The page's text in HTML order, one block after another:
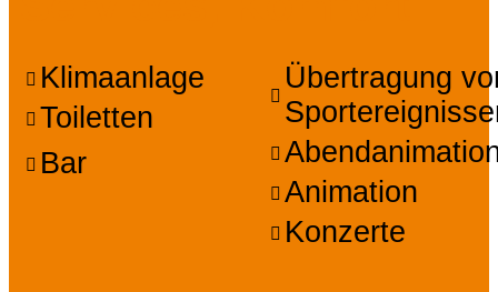
Klimaanlage
Toiletten
Bar
Übertragung
Animation
Konzerte